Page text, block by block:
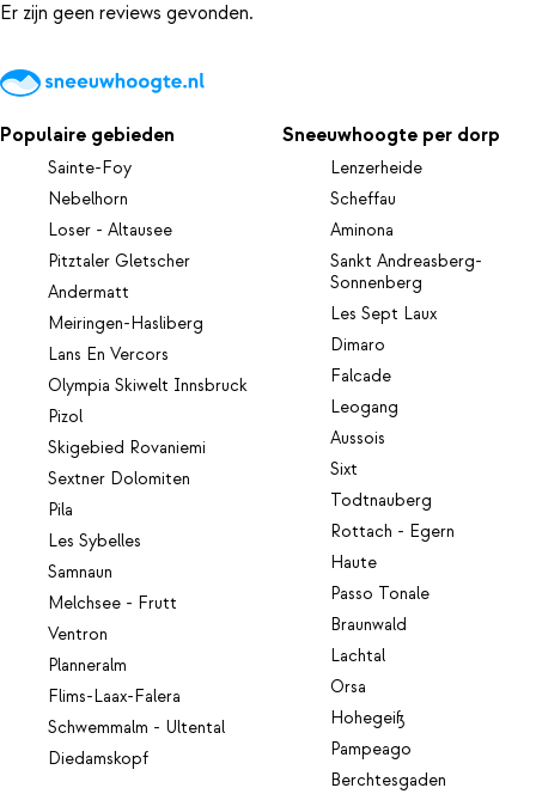
Er zijn geen reviews gevonden.
Populaire gebieden
Sainte-Foy
Nebelhorn
Loser - Altausee
Pitztaler Gletscher
Andermatt
Meiringen-Hasliberg
Lans En Vercors
Olympia Skiwelt Innsbruck
Pizol
Skigebied Rovaniemi
Sextner Dolomiten
Pila
Les Sybelles
Samnaun
Melchsee - Frutt
Ventron
Planneralm
Flims-Laax-Falera
Schwemmalm - Ultental
Diedamskopf
Sneeuwhoogte per dorp
Lenzerheide
Scheffau
Aminona
Sankt Andreasberg-
Sonnenberg
Les Sept Laux
Dimaro
Falcade
Leogang
Aussois
Sixt
Todtnauberg
Rottach - Egern
Haute
Passo Tonale
Braunwald
Lachtal
Orsa
Hohegeiß
Pampeago
Berchtesgaden